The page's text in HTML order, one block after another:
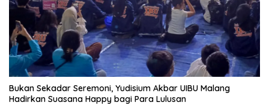
Bukan Sekadar Seremoni, Yudisium Akbar UIBU Malang
Hadirkan Suasana Happy bagi Para Lulusan